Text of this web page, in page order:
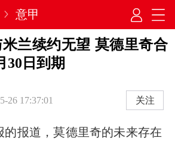
意甲
兰续约无望 莫德里奇合
30日到期
26 17:37:01 关注
的报道，莫德里奇的未来存在